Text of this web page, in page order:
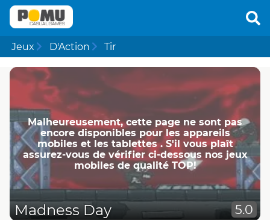
Jeux D'Action Tir
Malheureusement, cette page ne ​​sont pas
encore disponibles pour les appareils
mobiles et les tablettes . S'il vous plaît
assurez-vous de vérifier ci-dessous nos jeux
mobiles de qualité TOP!
Madness Day 5.0